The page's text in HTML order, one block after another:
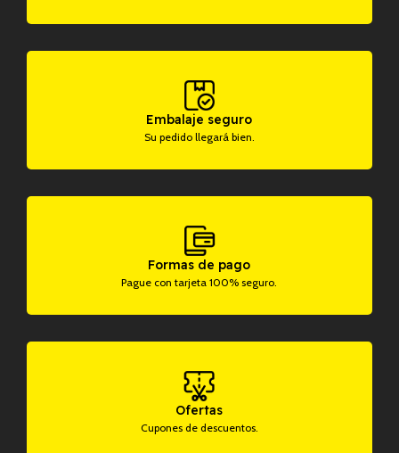
Embalaje seguro
Su pedido llegará bien.
Formas de pago
Pague con tarjeta 100% seguro.
Ofertas
Cupones de descuentos.